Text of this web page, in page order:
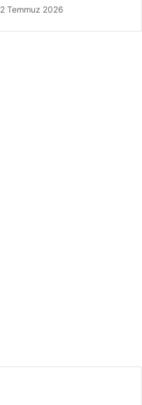
2 Temmuz 2026